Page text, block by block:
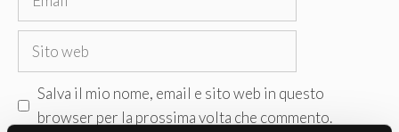
Sito
Salva il mio nome, email e sito web in questo
browser per la prossima volta che commento.